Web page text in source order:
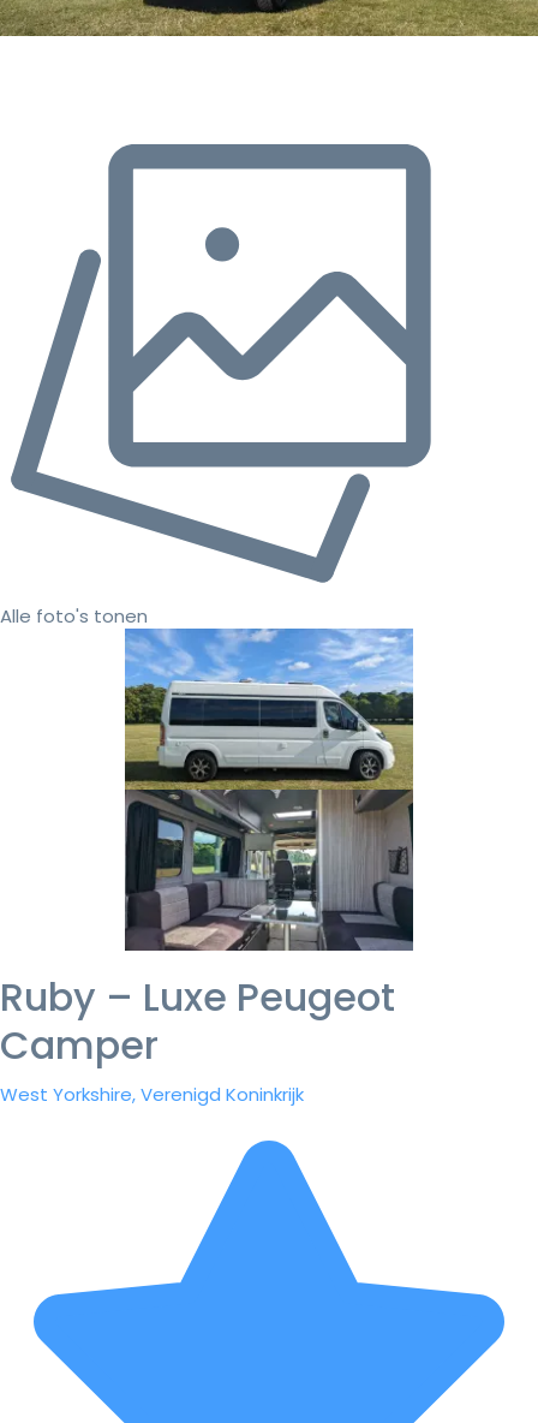
Alle foto's tonen
Ruby – Luxe Peugeot
Camper
West Yorkshire, Verenigd Koninkrijk